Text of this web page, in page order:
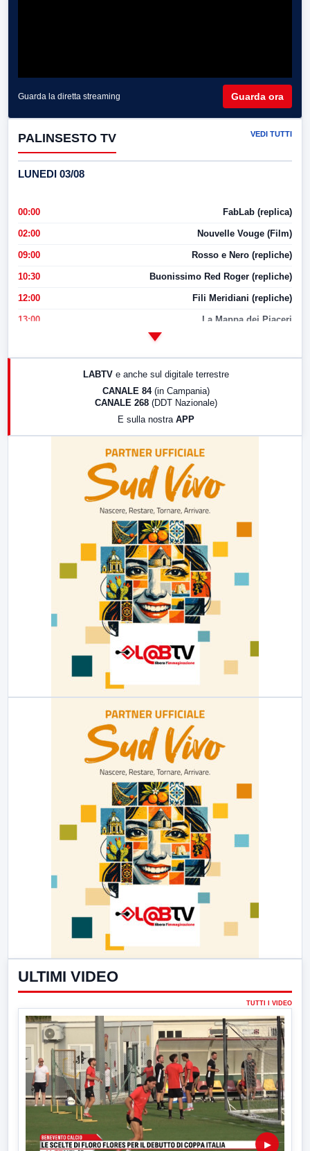
Guarda la diretta streaming Guarda ora
PALINSESTO TV VEDI TUTTI
LUNEDI 03/08
00:00 FabLab (replica)
02:00 Nouvelle Vouge (Film)
09:00 Rosso e Nero (repliche)
10:30 Buonissimo Red Roger (repliche)
12:00 Fili Meridiani (repliche)
13:00 La Mappa dei Piaceri
17:00 LabNews (replica)
LABTV e anche sul digitale terrestre
CANALE 84 (in Campania)
CANALE 268 (DDT Nazionale)
E sulla nostra APP
ULTIMI VIDEO
TUTTI I VIDEO
▶